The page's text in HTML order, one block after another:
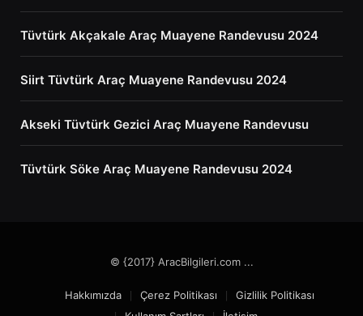
Tüvtürk Akçakale Araç Muayene Randevusu 2024
Siirt Tüvtürk Araç Muayene Randevusu 2024
Akseki Tüvtürk Gezici Araç Muayene Randevusu
Tüvtürk Söke Araç Muayene Randevusu 2024
© {2017} AracBilgileri.com ...
Hakkımızda Çerez Politikası
Gizlilik Politikası